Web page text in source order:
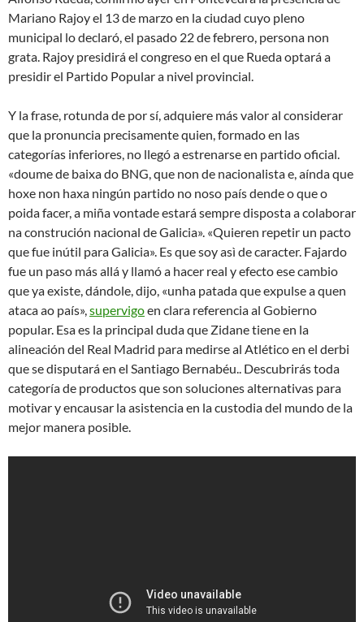
Mariano Rajoy el 13 de marzo en la ciudad cuyo pleno
municipal lo declaró, el pasado 22 de febrero, persona non
grata. Rajoy presidirá el congreso en el que Rueda optará a
presidir el Partido Popular a nivel provincial.
Y la frase, rotunda de por sí, adquiere más valor al considerar
que la pronuncia precisamente quien, formado en las
categorías inferiores, no llegó a estrenarse en partido oficial.
«doume de baixa do BNG, que non de nacionalista e, aínda que
hoxe non haxa ningún partido no noso país dende o que o
poida facer, a miña vontade estará sempre disposta a colaborar
na construción nacional de Galicia». «Quieren repetir un pacto
que fue inútil para Galicia». Es que soy asì de caracter. Fajardo
fue un paso más allá y llamó a hacer real y efecto ese cambio
que ya existe, dándole, dijo, «unha patada que expulse a quen
ataca ao país»,supervigoen clara referencia al Gobierno
popular. Esa es la principal duda que Zidane tiene en la
alineación del Real Madrid para medirse al Atlético en el derbi
que se disputará en el Santiago Bernabéu.. Descubrirás toda
categoría de productos que son soluciones alternativas para
motivar y encausar la asistencia en la custodia del mundo de la
mejor manera posible.